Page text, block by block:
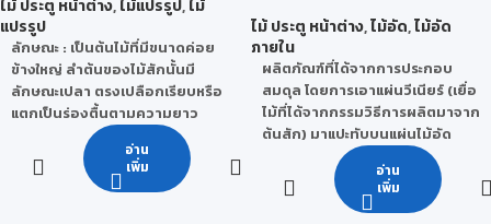
เป็นผู้แทนจำหน่ายแต่เพียงผู้เดียว
ในประเทศไทย
นวัตกรรมวัสดุทดแทนไม้ ที่ตอบ
โจทย์และเป็นมิตรกับสิ่งแวดล้อม
คุณสมบัติ LANNA OSB
มีความเหนียว ยืดหยุ่นสูง รับแรง
เฉือนแรงดัดได้ดี และแข็งแรงกว่า
ไม้อัดชนิดอื่น 3 เท่า
ไม้ ประตู หน้าต่าง,ไม้แปรรูป,ไม้
แปรรูป
ลักษณะ : เป็นต้นไม้ที่มีขนาดค่อย
ข้างใหญ่ ลำต้นของไม้สักนั้นมี
ลักษณะเปลา ตรงเปลือกเรียบหรือ
แตกเป็นร่องตื้นตามความยาว
ลำต้น เล็กๆ สีเทาๆ ไม้สักขึ้นเป็น
หมู่ในป่าเบญจพรรณทางภาคเหนือ
บางส่วนในภาคกลางและภาคตะวัน
อ่าน
เพิ่ม
ไม้ ประตู หน้าต่าง,ไม้อัด,ไม้อัด
ภายใน
ผลิตภัณฑ์ที่ได้จากการประกอบ
สมดุล โดยการเอาแผ่นวีเนียร์ (เยื่อ
ไม้ที่ได้จากกรรมวิธีการผลิตมาจาก
ต้นสัก) มาแปะทับบนแผ่นไม้อัด
ลักษณะที่สำคัญคือ การจัดให้ไม้
บางแต่ละแผ่นมีแนวเสี้ยนขวางตั้ง
ฉากกัน เพื่อเพิ่มคุณสมบัติทาง
อ่าน
เพิ่ม